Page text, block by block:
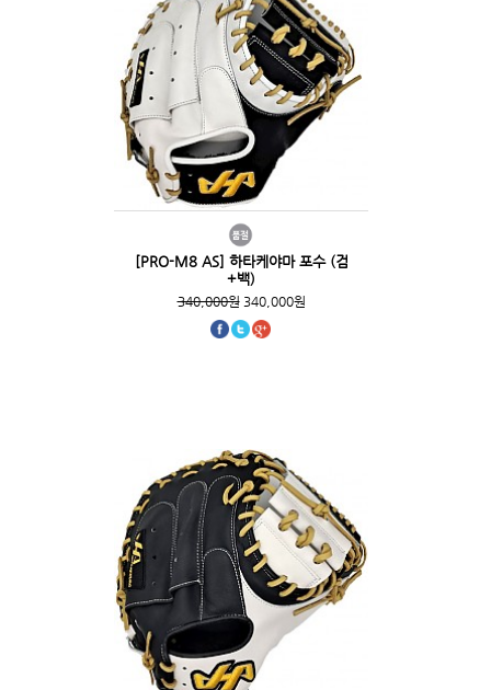
[PRO-M8 AS] 하타케야마 포수 (검
+백)
340,000원340,000원